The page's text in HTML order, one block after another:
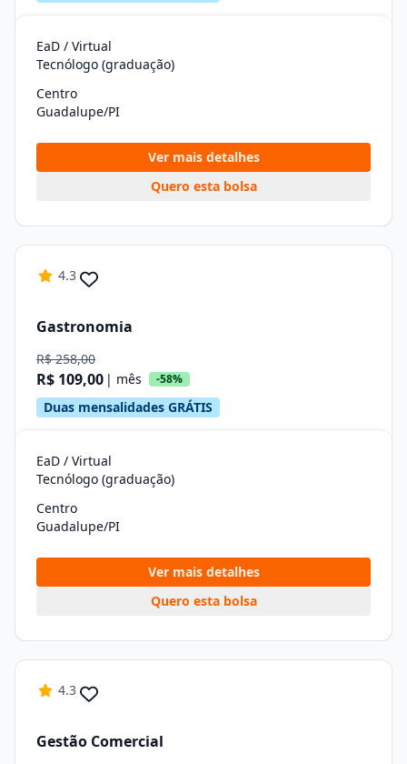
EaD / Virtual
Tecnólogo (graduação)
Centro
Guadalupe/PI
Ver mais detalhes
Quero esta bolsa
4.3
Gastronomia
R$ 258,00
R$ 109,00 | mês -58%
Duas mensalidades GRÁTIS
EaD / Virtual
Tecnólogo (graduação)
Centro
Guadalupe/PI
Ver mais detalhes
Quero esta bolsa
4.3
Gestão Comercial